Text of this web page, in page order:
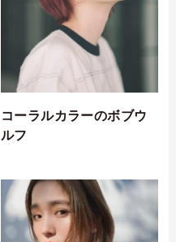
コーラルカラーのボブウ
ルフ